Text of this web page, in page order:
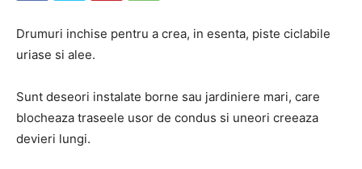
Drumuri inchise pentru a crea, in esenta, piste ciclabile
uriase si alee.
Sunt deseori instalate borne sau jardiniere mari, care
blocheaza traseele usor de condus si uneori creeaza
devieri lungi.